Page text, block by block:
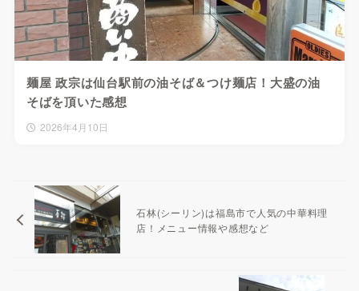
麺屋 政宗は仙台駅前の油そば＆つけ麺店！大盛の油
そばを頂いた感想
2026年4月10日
石林(シーリン)は福島市で人気の中華料理
店！メニュー情報や感想など